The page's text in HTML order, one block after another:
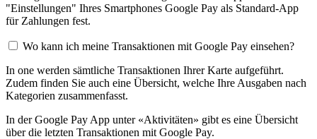
"Einstellungen" Ihres Smartphones Google Pay als Standard-App
für Zahlungen fest.
Wo kann ich meine Transaktionen mit Google Pay einsehen?
In one werden sämtliche Transaktionen Ihrer Karte aufgeführt.
Zudem finden Sie auch eine Übersicht, welche Ihre Ausgaben nach
Kategorien zusammenfasst.
In der Google Pay App unter «Aktivitäten» gibt es eine Übersicht
über die letzten Transaktionen mit Google Pay.